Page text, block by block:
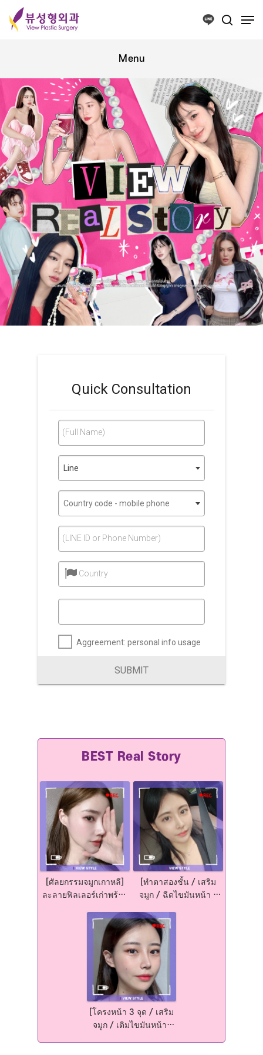
Quick Consultation
(Full Name)
Line
Country code - mobile phone
(LINE ID or Phone Number)
Country
Aggreement: personal info usage
SUBMIT
[ศัลยกรรมจมูกเกาหลี]
ละลายฟิลเลอร์เก่าพร้อม
สวยปัง สโลปปลายพุ่ง
[ทำตาสองชั้น / เสริม
จมูก / ฉีดไขมันหน้า /
ลังเลการผ่าตัด ในเมื่อ
ผลลัพธ์การผ่าตัดออกมาดี
[โครงหน้า 3 จุด / เสริม
จมูก / เติมไขมันหน้า]